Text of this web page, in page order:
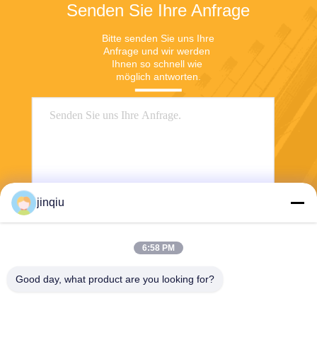
Senden Sie Ihre Anfrage
Bitte senden Sie uns Ihre
Anfrage und wir werden
Ihnen so schnell wie
möglich antworten.
jinqiu
6:58 PM
Good day, what product are you looking for?